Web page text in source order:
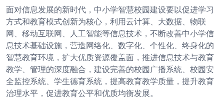
面对信息发展的新时代，中小学智慧校园建设要以促进学习
方式和教育模式创新为核心，利用云计算、大数据、物联
网、移动互联网、人工智能等信息技术，不断改善中小学信
息技术基础设施，营造网络化、数字化、个性化、终身化的
智慧教育环境，扩大优质资源覆盖面，推进信息技术与教育
教学、管理的深度融合，建设完善的校园广播系统、校园安
全监控系统、学生德育系统，提高教育教学质量，提升教育
治理水平，促进教育公平和优质均衡发展。